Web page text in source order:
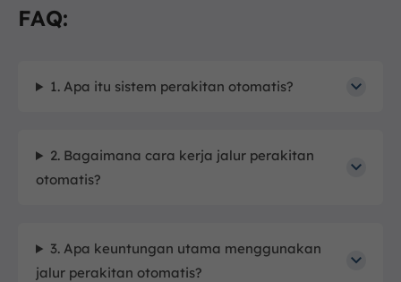
FAQ:
1. Apa itu sistem perakitan otomatis?
2. Bagaimana cara kerja jalur perakitan
otomatis?
3. Apa keuntungan utama menggunakan
jalur perakitan otomatis?